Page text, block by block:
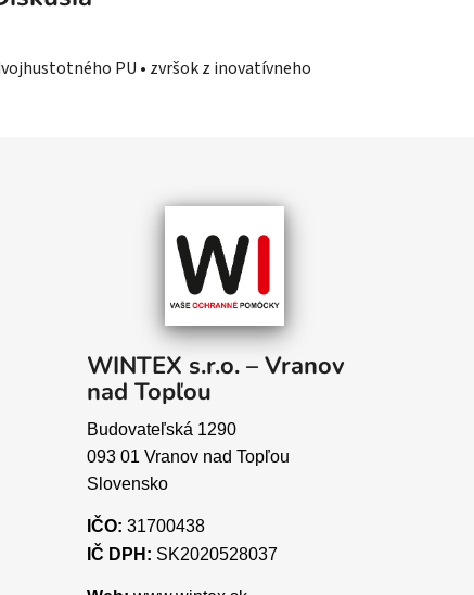
PU • zvršok z inovatívneho
WINTEX s.r.o. – Vranov
nad Topľou
Budovateľská 1290
093 01 Vranov nad Topľou
Slovensko
IČO: 31700438
IČ DPH: SK2020528037